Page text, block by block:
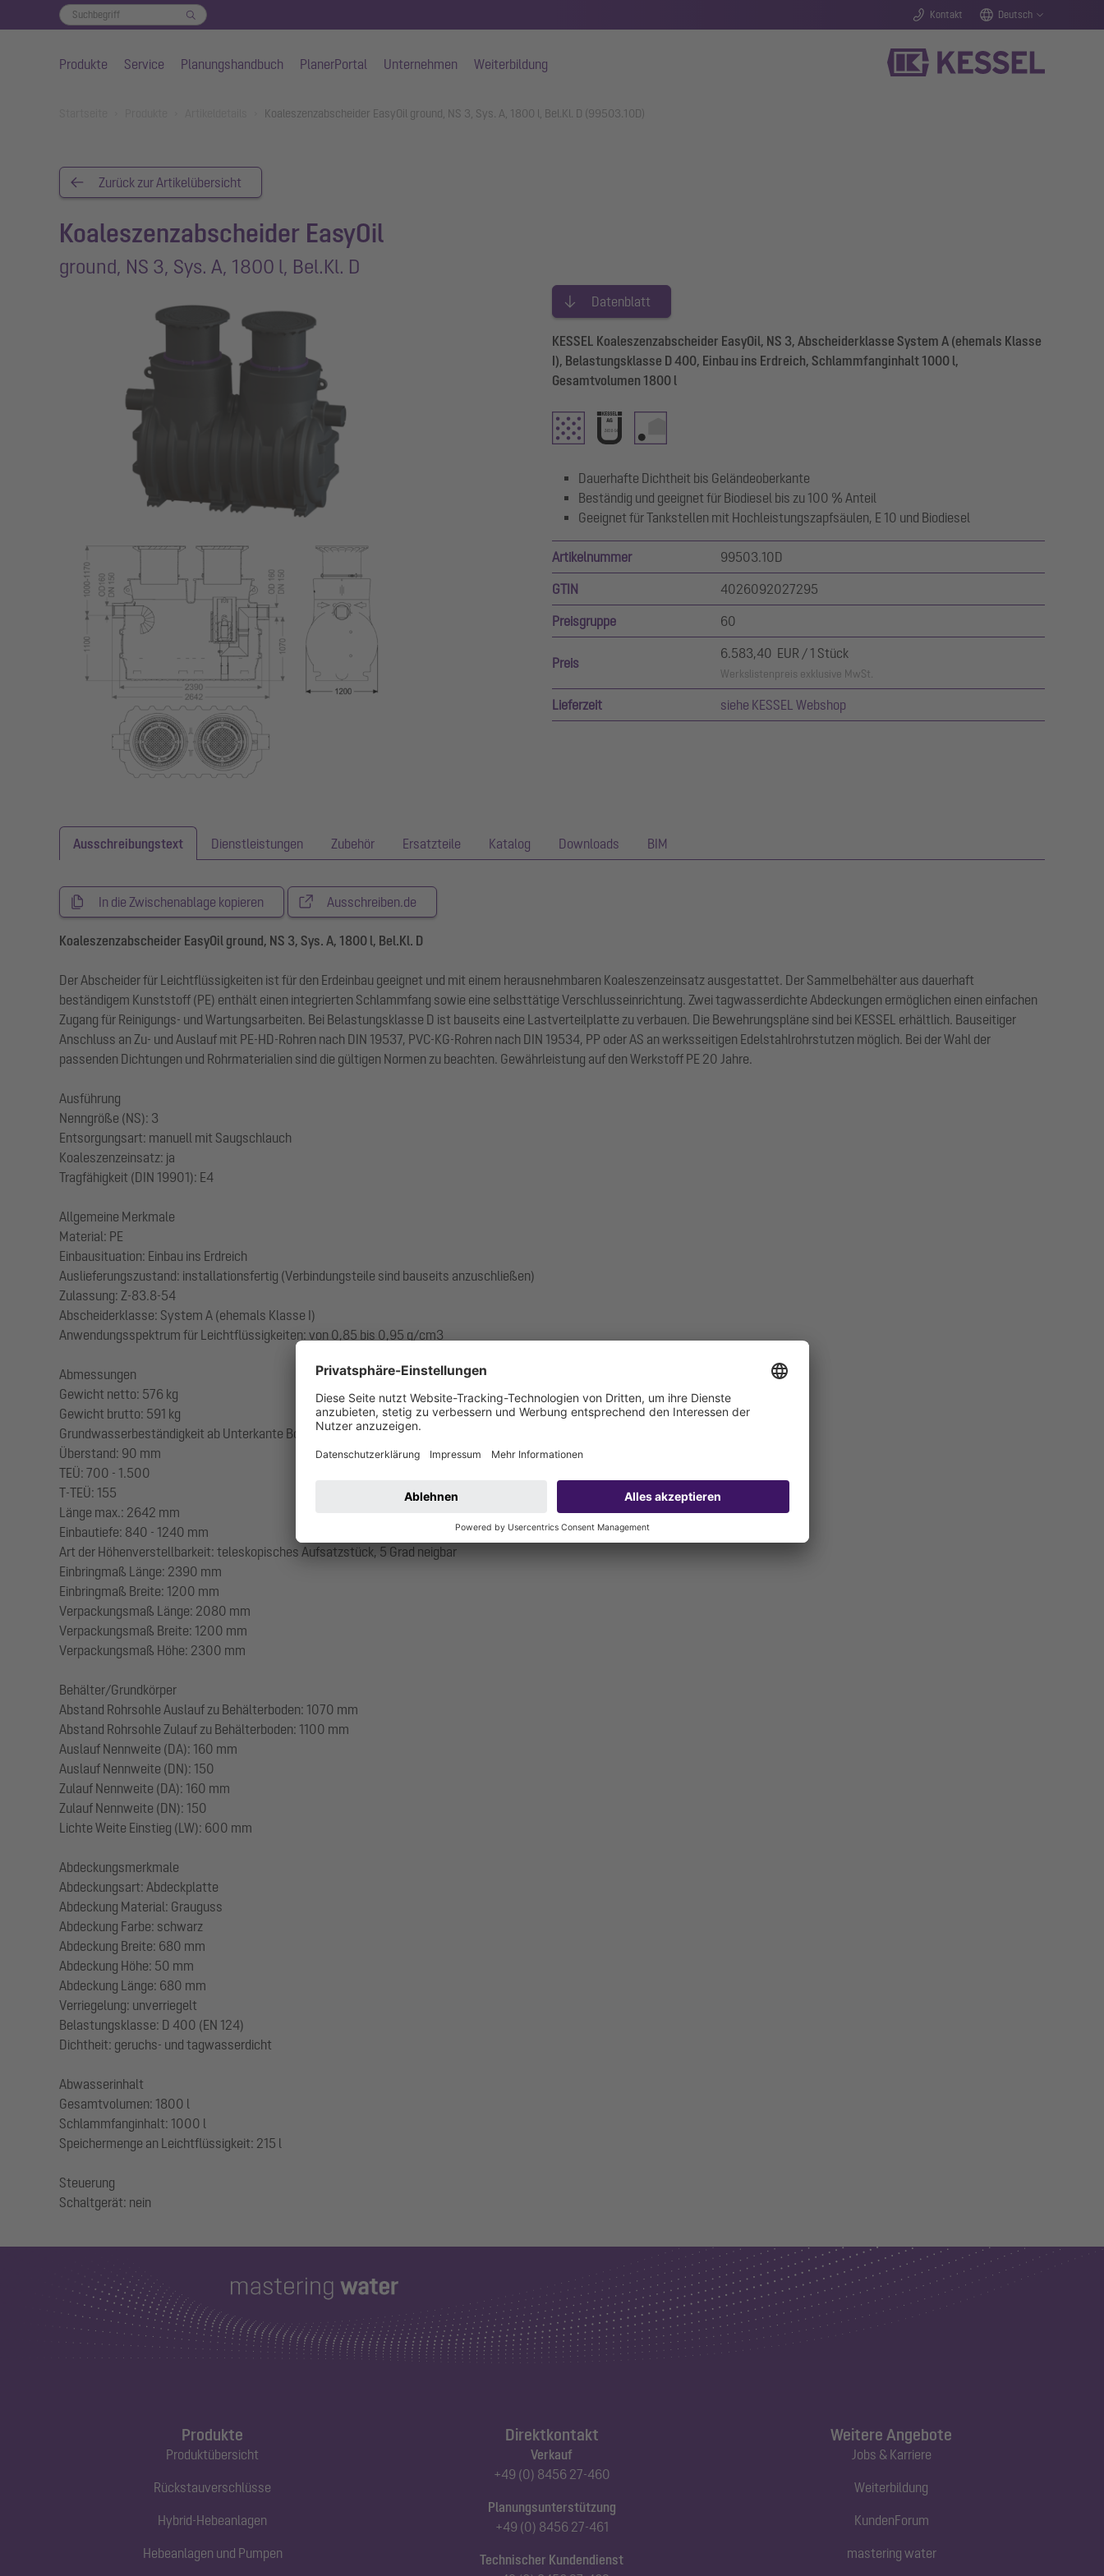
Kontakt Deutsch
Produkte Service Planungshandbuch PlanerPortal Unternehmen Weiterbildung
Koaleszenzabscheider EasyOil ground, NS 3, Sys. A, 1800 l, Bel.Kl. D (99503.10D)
Zurück zur Artikelübersicht
Koaleszenzabscheider EasyOil
ground, NS 3, Sys. A, 1800 l, Bel.Kl. D
Datenblatt
KESSEL Koaleszenzabscheider EasyOil, NS 3, Abscheiderklasse System A (ehemals Klasse
I), Belastungsklasse D 400, Einbau ins Erdreich, Schlammfanginhalt 1000 l,
Gesamtvolumen 1800 l
Dauerhafte Dichtheit bis Geländeoberkante
Beständig und geeignet für Biodiesel bis zu 100 % Anteil
Geeignet für Tankstellen mit Hochleistungszapfsäulen, E 10 und Biodiesel
Artikelnummer 99503.10D
GTIN 4026092027295
Preisgruppe 60
Preis
6.583,40 EUR / 1 Stück
Werkslistenpreis exklusive MwSt.
Lieferzeit siehe KESSEL Webshop
Ausschreibungstext Dienstleistungen Zubehör Ersatzteile Katalog Downloads BIM
In die Zwischenablage kopieren Ausschreiben.de
Koaleszenzabscheider EasyOil ground, NS 3, Sys. A, 1800 l, Bel.Kl. D
Der Abscheider für Leichtflüssigkeiten ist für den Erdeinbau geeignet und mit einem herausnehmbaren Koaleszenzeinsatz ausgestattet. Der Sammelbehälter aus dauerhaft
beständigem Kunststoff (PE) enthält einen integrierten Schlammfang sowie eine selbsttätige Verschlusseinrichtung. Zwei tagwasserdichte Abdeckungen ermöglichen einen einfachen
Zugang für Reinigungs- und Wartungsarbeiten. Bei Belastungsklasse D ist bauseits eine Lastverteilplatte zu verbauen. Die Bewehrungspläne sind bei KESSEL erhältlich. Bauseitiger
Anschluss an Zu- und Auslauf mit PE-HD-Rohren nach DIN 19537, PVC-KG-Rohren nach DIN 19534, PP oder AS an werksseitigen Edelstahlrohrstutzen möglich. Bei der Wahl der
passenden Dichtungen und Rohrmaterialien sind die gültigen Normen zu beachten. Gewährleistung auf den Werkstoff PE 20 Jahre.
Ausführung
Nenngröße (NS): 3
Entsorgungsart: manuell mit Saugschlauch
Koaleszenzeinsatz: ja
Tragfähigkeit (DIN 19901): E4
Allgemeine Merkmale
Material: PE
Einbausituation: Einbau ins Erdreich
Auslieferungszustand: installationsfertig (Verbindungsteile sind bauseits anzuschließen)
Zulassung: Z-83.8-54
Abscheiderklasse: System A (ehemals Klasse I)
Anwendungsspektrum für Leichtflüssigkeiten: von 0,85 bis 0,95 g/cm3
Abmessungen
Gewicht netto: 576 kg
Gewicht brutto: 591 kg
Grundwasserbeständigkeit ab Unterkante Bodenteil: 1320 mm
Überstand: 90 mm
TEÜ: 700 - 1.500
T-TEÜ: 155
Länge max.: 2642 mm
Einbautiefe: 840 - 1240 mm
Art der Höhenverstellbarkeit: teleskopisches Aufsatzstück, 5 Grad neigbar
Einbringmaß Länge: 2390 mm
Einbringmaß Breite: 1200 mm
Verpackungsmaß Länge: 2080 mm
Verpackungsmaß Breite: 1200 mm
Verpackungsmaß Höhe: 2300 mm
Behälter/Grundkörper
Abstand Rohrsohle Auslauf zu Behälterboden: 1070 mm
Abstand Rohrsohle Zulauf zu Behälterboden: 1100 mm
Auslauf Nennweite (DA): 160 mm
Auslauf Nennweite (DN): 150
Zulauf Nennweite (DA): 160 mm
Zulauf Nennweite (DN): 150
Lichte Weite Einstieg (LW): 600 mm
Abdeckungsmerkmale
Abdeckungsart: Abdeckplatte
Abdeckung Material: Grauguss
Abdeckung Farbe: schwarz
Abdeckung Breite: 680 mm
Abdeckung Höhe: 50 mm
Abdeckung Länge: 680 mm
Verriegelung: unverriegelt
Belastungsklasse: D 400 (EN 124)
Dichtheit: geruchs- und tagwasserdicht
Abwasserinhalt
Gesamtvolumen: 1800 l
Schlammfanginhalt: 1000 l
Speichermenge an Leichtflüssigkeit: 215 l
Steuerung
Produkte
Produktübersicht
Rückstauverschlüsse
Hybrid-Hebeanlagen
Hebeanlagen und Pumpen
Direktkontakt
Verkauf
+49 (0) 8456 27-460
Planungsunterstützung
+49 (0) 8456 27-461
Technischer Kundendienst
Weitere Angebote
Jobs & Karriere
Weiterbildung
KundenForum
mastering water